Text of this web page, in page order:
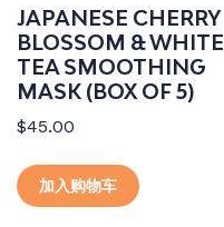
JAPANESE CHERRY
BLOSSOM & WHITE
TEA SMOOTHING
MASK (BOX OF 5)
$45.00
加入购物车